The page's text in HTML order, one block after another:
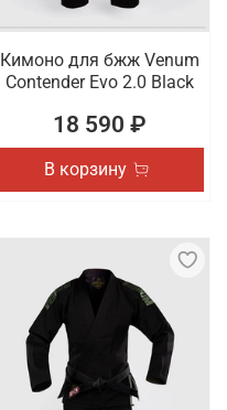
Кимоно для бжж Venum
Contender Evo 2.0 Black
18 590 ₽
В корзину